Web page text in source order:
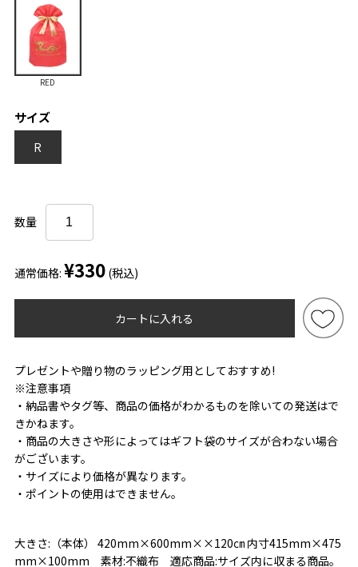
RED
サイズ
R
数量
通常価格: ¥330 (税込)
カートに入れる
プレゼントや贈り物のラッピング用としておすすめ!
※注意事項
・納品書やタグ等、商品の価格がわかるものを除いての発送はで
きかねます。
・商品の大きさや形によってはギフト袋のサイズが合わない場合
がございます。
・サイズにより価格が異なります。
・ポイントの使用はできません。
大きさ:（本体） 420mm×600mm××120㎝ 内寸415mm×475
mm×100mm 素材:不織布 適応商品:サイズ内に収まる商品。